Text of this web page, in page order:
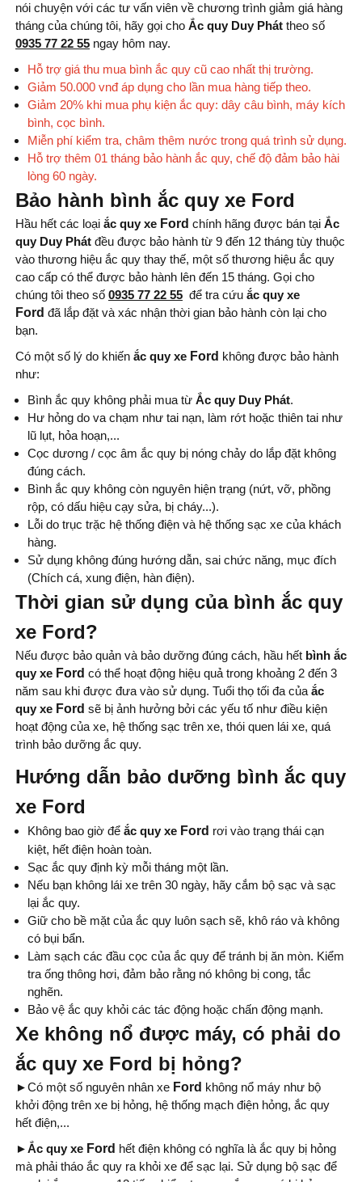
nói chuyện với các tư vấn viên về chương trình giảm giá hàng
tháng của chúng tôi, hãy gọi cho Ắc quy Duy Phát theo số
0935 77 22 55 ngay hôm nay.
Hỗ trợ giá thu mua bình ắc quy cũ cao nhất thị trường.
Giảm 50.000 vnđ áp dụng cho lần mua hàng tiếp theo.
Giảm 20% khi mua phụ kiện ắc quy: dây câu bình, máy kích
bình, cọc bình.
Miễn phí kiểm tra, châm thêm nước trong quá trình sử dụng.
Hỗ trợ thêm 01 tháng bảo hành ắc quy, chế độ đảm bảo hài
lòng 60 ngày.
Bảo hành bình ắc quy xe Ford
Hầu hết các loại ắc quy xe Ford chính hãng được bán tại Ắc
quy Duy Phát đều được bảo hành từ 9 đến 12 tháng tùy thuộc
vào thương hiệu ắc quy thay thế, một số thương hiệu ắc quy
cao cấp có thể được bảo hành lên đến 15 tháng. Gọi cho
chúng tôi theo số 0935 77 22 55 để tra cứu ắc quy xe
Ford đã lắp đặt và xác nhận thời gian bảo hành còn lại cho
bạn.
Có một số lý do khiến ắc quy xe Ford không được bảo hành
như:
Bình ắc quy không phải mua từ Ắc quy Duy Phát.
Hư hỏng do va chạm như tai nạn, làm rớt hoặc thiên tai như
lũ lụt, hỏa hoạn,...
Cọc dương / cọc âm ắc quy bị nóng chảy do lắp đặt không
đúng cách.
Bình ắc quy không còn nguyên hiện trạng (nứt, vỡ, phồng
rộp, có dấu hiệu cạy sửa, bị cháy...).
Lỗi do trục trặc hệ thống điện và hệ thống sạc xe của khách
hàng.
Sử dụng không đúng hướng dẫn, sai chức năng, mục đích
(Chích cá, xung điện, hàn điện).
Thời gian sử dụng của bình ắc quy
xe Ford?
Nếu được bảo quản và bảo dưỡng đúng cách, hầu hết bình ắc
quy xe Ford có thể hoạt động hiệu quả trong khoảng 2 đến 3
năm sau khi được đưa vào sử dụng. Tuổi thọ tối đa của ắc
quy xe Ford sẽ bị ảnh hưởng bởi các yếu tố như điều kiện
hoạt động của xe, hệ thống sạc trên xe, thói quen lái xe, quá
trình bảo dưỡng ắc quy.
Hướng dẫn bảo dưỡng bình ắc quy
xe Ford
Không bao giờ để ắc quy xe Ford rơi vào trạng thái cạn
kiệt, hết điện hoàn toàn.
Sạc ắc quy định kỳ mỗi tháng một lần.
Nếu bạn không lái xe trên 30 ngày, hãy cắm bộ sạc và sạc
lại ắc quy.
Giữ cho bề mặt của ắc quy luôn sạch sẽ, khô ráo và không
có bụi bẩn.
Làm sạch các đầu cọc của ắc quy để tránh bị ăn mòn. Kiểm
tra ống thông hơi, đảm bảo rằng nó không bị cong, tắc
nghẽn.
Bảo vệ ắc quy khỏi các tác động hoặc chấn động mạnh.
Xe không nổ được máy, có phải do
ắc quy xe Ford bị hỏng?
►Có một số nguyên nhân xe Ford không nổ máy như bộ
khởi động trên xe bị hỏng, hệ thống mạch điện hỏng, ắc quy
hết điện,...
►Ắc quy xe Ford hết điện không có nghĩa là ắc quy bị hỏng
mà phải tháo ắc quy ra khỏi xe để sạc lại. Sử dụng bộ sạc để